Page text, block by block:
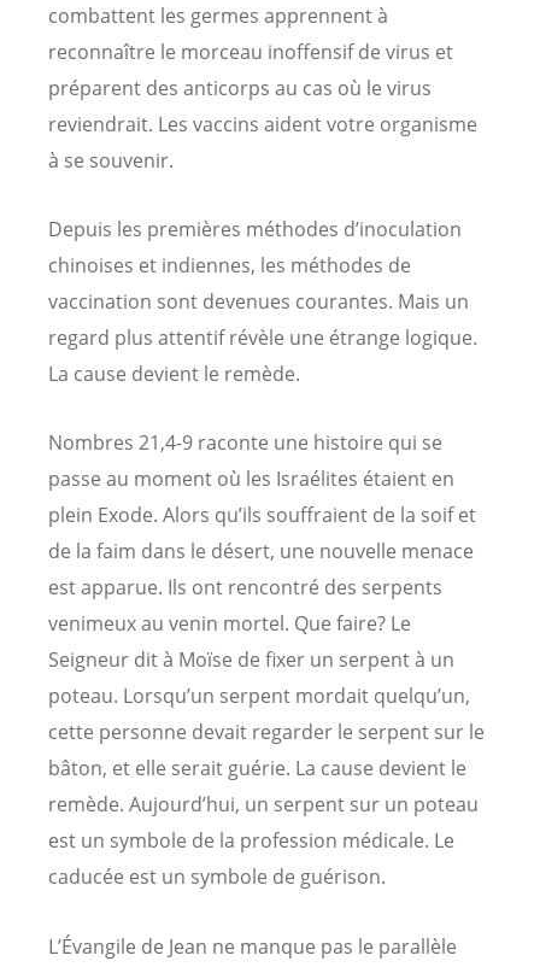
combattent les germes apprennent à
reconnaître le morceau inoffensif de virus et
préparent des anticorps au cas où le virus
reviendrait. Les vaccins aident votre organisme
à se souvenir.
Depuis les premières méthodes d’inoculation
chinoises et indiennes, les méthodes de
vaccination sont devenues courantes. Mais un
regard plus attentif révèle une étrange logique.
La cause devient le remède.
Nombres 21,4-9 raconte une histoire qui se
passe au moment où les Israélites étaient en
plein Exode. Alors qu’ils souffraient de la soif et
de la faim dans le désert, une nouvelle menace
est apparue. Ils ont rencontré des serpents
venimeux au venin mortel. Que faire? Le
Seigneur dit à Moïse de fixer un serpent à un
poteau. Lorsqu’un serpent mordait quelqu’un,
cette personne devait regarder le serpent sur le
bâton, et elle serait guérie. La cause devient le
remède. Aujourd’hui, un serpent sur un poteau
est un symbole de la profession médicale. Le
caducée est un symbole de guérison.
L’Évangile de Jean ne manque pas le parallèle